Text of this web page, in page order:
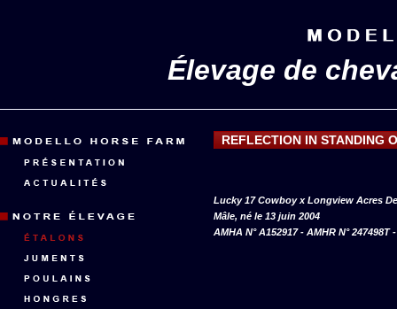
Élevage de
REFLECTION IN STANDING
Lucky 17 Cowboy x Longview Acres
Mâle, né le 13 juin 2004
AMHA N° A152917 - AMHR N°